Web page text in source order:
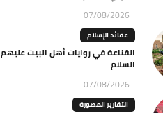
07/08/2026
عقائد الإسلام
القناعة في روايات أهل البيت عليهم
السلام
07/08/2026
التقارير المصورة